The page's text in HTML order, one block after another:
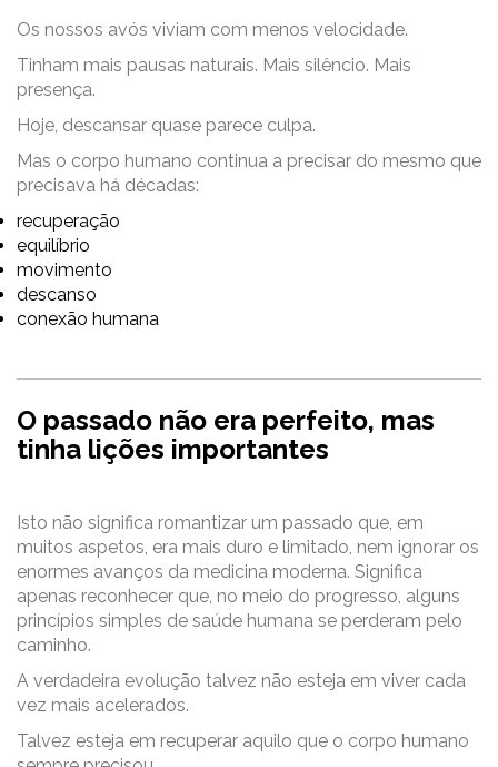
Os nossos avós viviam com menos velocidade.
Tinham mais pausas naturais. Mais silêncio. Mais
presença.
Hoje, descansar quase parece culpa.
Mas o corpo humano continua a precisar do mesmo que
precisava há décadas:
recuperação
equilíbrio
movimento
descanso
conexão humana
O passado não era perfeito, mas
tinha lições importantes
Isto não significa romantizar um passado que, em
muitos aspetos, era mais duro e limitado, nem ignorar os
enormes avanços da medicina moderna. Significa
apenas reconhecer que, no meio do progresso, alguns
princípios simples de saúde humana se perderam pelo
caminho.
A verdadeira evolução talvez não esteja em viver cada
vez mais acelerados.
Talvez esteja em recuperar aquilo que o corpo humano